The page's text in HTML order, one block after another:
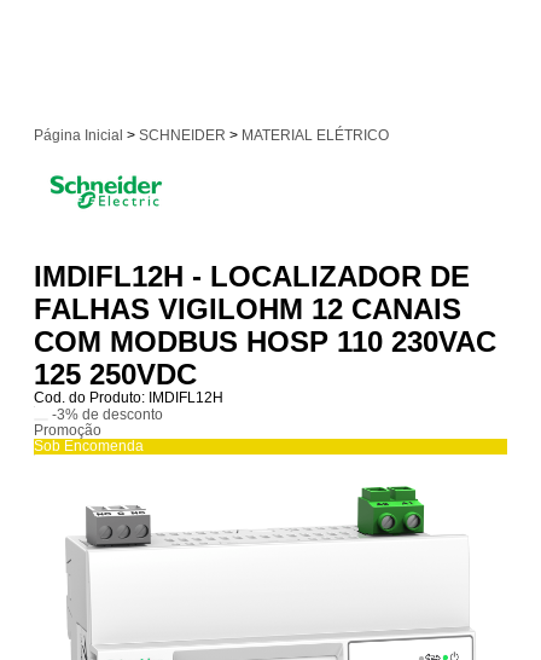
Página Inicial> SCHNEIDER> MATERIAL ELÉTRICO
IMDIFL12H - LOCALIZADOR DE
FALHAS VIGILOHM 12 CANAIS
COM MODBUS HOSP 110 230VAC
125 250VDC
Cod. do Produto: IMDIFL12H
-3% de desconto
Promoção
Sob Encomenda